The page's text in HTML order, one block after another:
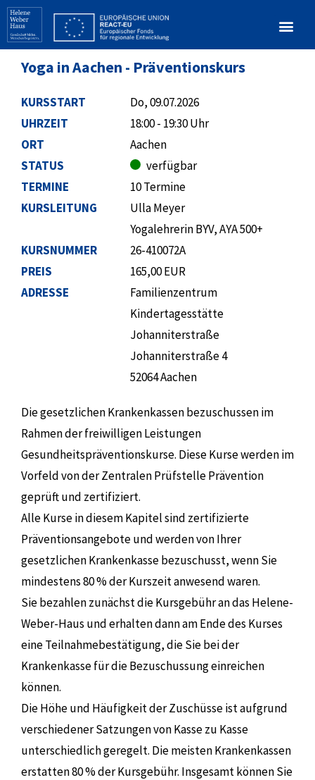
Yoga in Aachen - Präventionskurs
KURSSTART
UHRZEIT
ORT
STATUS
TERMINE
Do, 09.07.2026
18:00 - 19:30 Uhr
Aachen
verfügbar
10 Termine
KURSLEITUNG
KURSNUMMER
PREIS
ADRESSE
Ulla Meyer
Yogalehrerin BYV, AYA 500+
26-410072A
165,00 EUR
Familienzentrum
Kindertagesstätte
Johanniterstraße
Johanniterstraße 4
52064 Aachen
Die gesetzlichen Krankenkassen bezuschussen im
Rahmen der freiwilligen Leistungen
Gesundheitspräventionskurse. Diese Kurse werden im
Vorfeld von der Zentralen Prüfstelle Prävention
geprüft und zertifiziert.
Alle Kurse in diesem Kapitel sind zertifizierte
Präventionsangebote und werden von Ihrer
gesetzlichen Krankenkasse bezuschusst, wenn Sie
mindestens 80 % der Kurszeit anwesend waren.
Sie bezahlen zunächst die Kursgebühr an das Helene-
Weber-Haus und erhalten dann am Ende des Kurses
eine Teilnahmebestätigung, die Sie bei der
Krankenkasse für die Bezuschussung einreichen
können.
Die Höhe und Häufigkeit der Zuschüsse ist aufgrund
verschiedener Satzungen von Kasse zu Kasse
unterschiedlich geregelt. Die meisten Krankenkassen
erstatten 80 % der Kursgebühr. Insgesamt können Sie